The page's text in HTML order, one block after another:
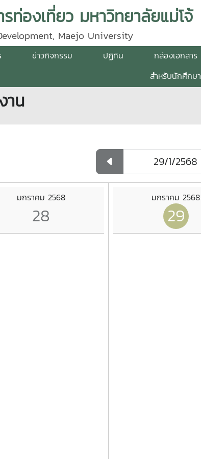
องเที่ยว มหาวิทยาลัยแม่โจ้
Maejo University
ข่าวกิจกรรม ปฏิทิน กล่องเอกสาร
สำหรับนักศึกษา
าน
มกราคม 2568
28
มกราคม 2568
29